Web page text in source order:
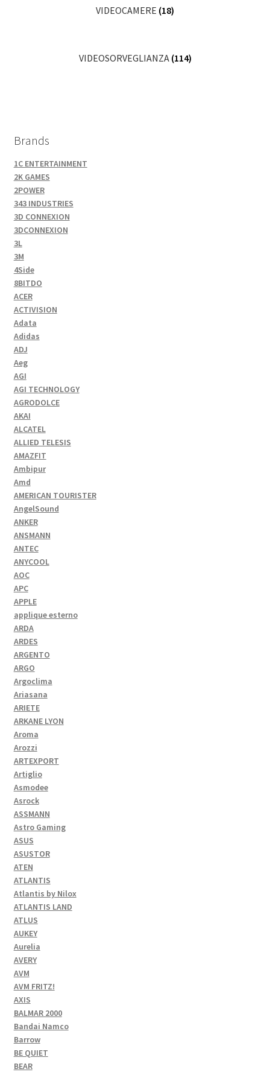
VIDEOCAMERE (18)
VIDEOSORVEGLIANZA (114)
Brands
1C ENTERTAINMENT
2K GAMES
2POWER
343 INDUSTRIES
3D CONNEXION
3DCONNEXION
3L
3M
4Side
8BITDO
ACER
ACTIVISION
Adata
Adidas
ADJ
Aeg
AGI
AGI TECHNOLOGY
AGRODOLCE
AKAI
ALCATEL
ALLIED TELESIS
AMAZFIT
Ambipur
Amd
AMERICAN TOURISTER
AngelSound
ANKER
ANSMANN
ANTEC
ANYCOOL
AOC
APC
APPLE
applique esterno
ARDA
ARDES
ARGENTO
ARGO
Argoclima
Ariasana
ARIETE
ARKANE LYON
Aroma
Arozzi
ARTEXPORT
Artiglio
Asmodee
Asrock
ASSMANN
Astro Gaming
ASUS
ASUSTOR
ATEN
ATLANTIS
Atlantis by Nilox
ATLANTIS LAND
ATLUS
AUKEY
Aurelia
AVERY
AVM
AVM FRITZ!
AXIS
BALMAR 2000
Bandai Namco
Barrow
BE QUIET
BEAR